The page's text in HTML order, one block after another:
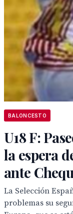
BALONCESTO
U18 F:
la espera
ante
La Selección
problemas su